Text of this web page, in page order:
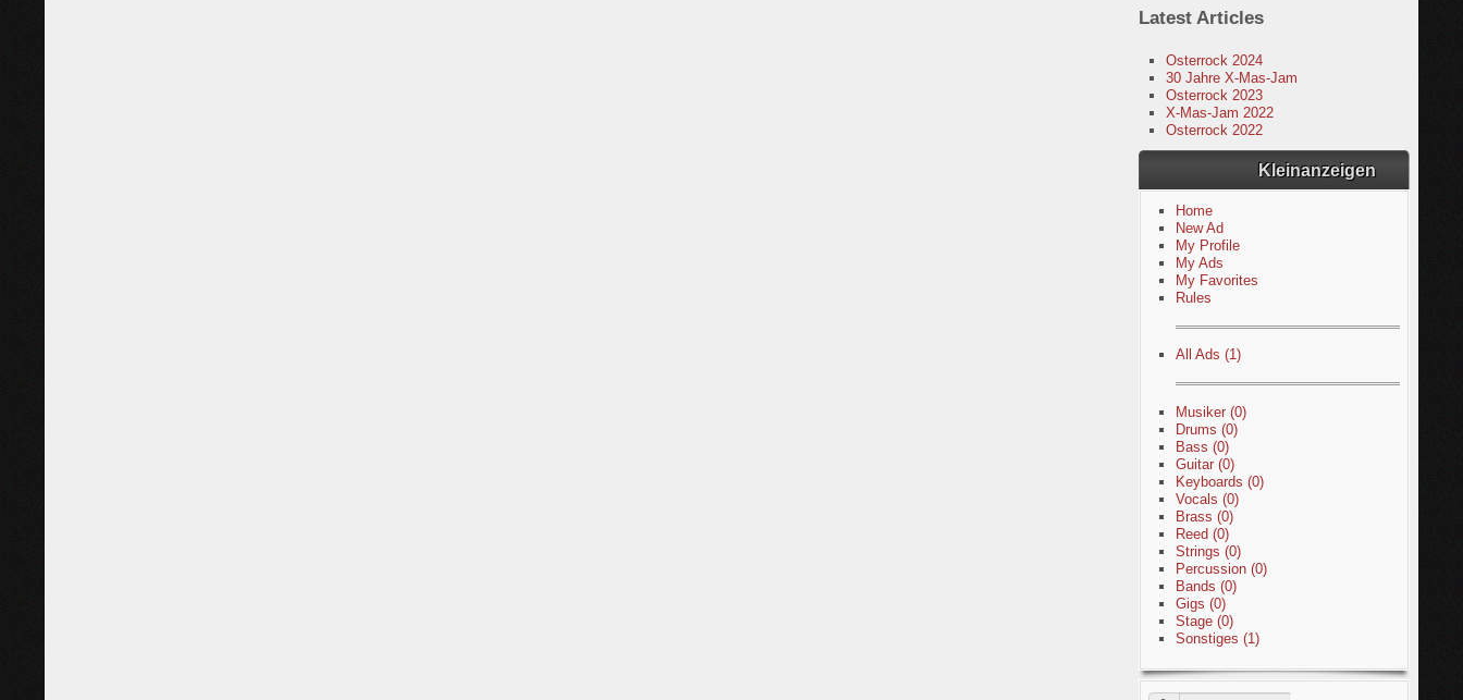
Latest Articles
Osterrock 2024
30 Jahre X-Mas-Jam
Osterrock 2023
X-Mas-Jam 2022
Osterrock 2022
Kleinanzeigen
Home
New Ad
My Profile
My Ads
My Favorites
Rules
All Ads (1)
Musiker (0)
Drums (0)
Bass (0)
Guitar (0)
Keyboards (0)
Vocals (0)
Brass (0)
Reed (0)
Strings (0)
Percussion (0)
Bands (0)
Gigs (0)
Stage (0)
Sonstiges (1)